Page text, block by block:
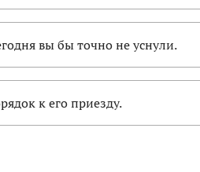
вы бы точно не уснули.
к его приезду.